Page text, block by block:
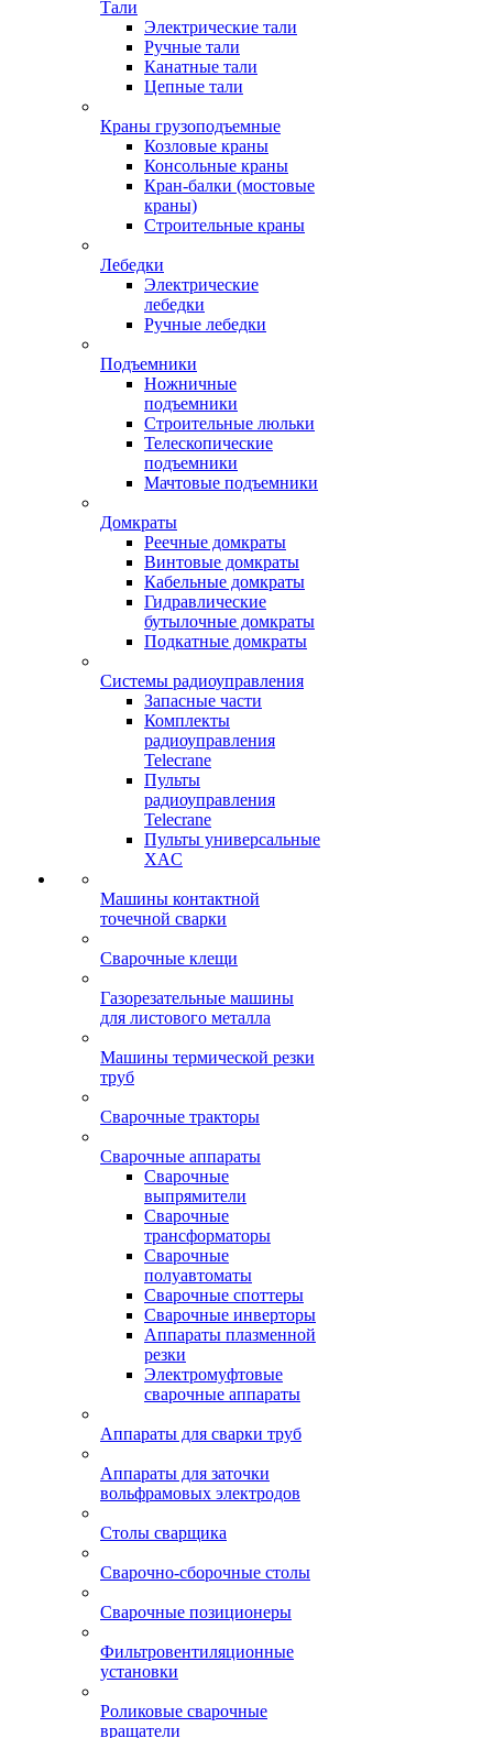
Тали
Электрические тали
Ручные тали
Канатные тали
Цепные тали
Краны грузоподъемные
Козловые краны
Консольные краны
Кран-балки (мостовые
краны)
Строительные краны
Лебедки
Электрические
лебедки
Ручные лебедки
Подъемники
Ножничные
подъемники
Строительные люльки
Телескопические
подъемники
Мачтовые подъемники
Домкраты
Реечные домкраты
Винтовые домкраты
Кабельные домкраты
Гидравлические
бутылочные домкраты
Подкатные домкраты
Системы радиоуправления
Запасные части
Комплекты
радиоуправления
Telecrane
Пульты
радиоуправления
Telecrane
Пульты универсальные
XAC
Машины контактной
точечной сварки
Сварочные клещи
Газорезательные машины
для листового металла
Машины термической резки
труб
Сварочные тракторы
Сварочные аппараты
Сварочные
выпрямители
Сварочные
трансформаторы
Сварочные
полуавтоматы
Сварочные споттеры
Сварочные инверторы
Аппараты плазменной
резки
Электромуфтовые
сварочные аппараты
Аппараты для сварки труб
Аппараты для заточки
вольфрамовых электродов
Столы сварщика
Сварочно-сборочные столы
Сварочные позиционеры
Фильтровентиляционные
установки
Роликовые сварочные
вращатели